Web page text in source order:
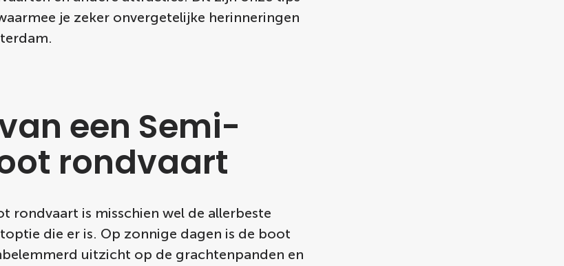
je zeker onvergetelijke herinneringen
een Semi-
rondvaart
rondvaart is misschien wel de allerbeste
die er is. Op zonnige dagen is de boot
uitzicht op de grachtenpanden en